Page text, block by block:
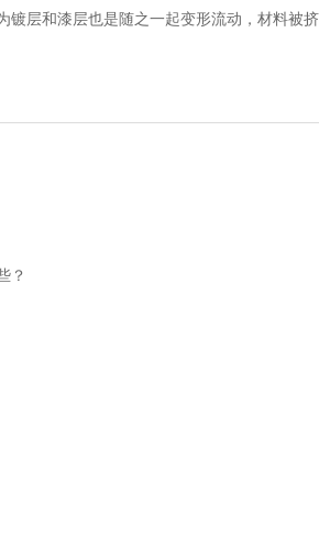
层和漆层也是随之一起变形流动，材料被
？